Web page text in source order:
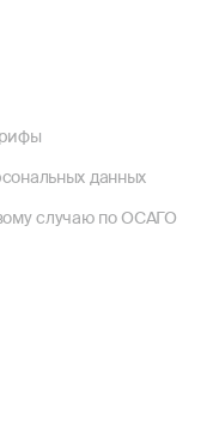
данных
случаю по ОСАГО